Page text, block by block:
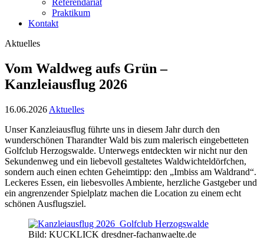
Referendariat
Praktikum
Kontakt
Aktuelles
Vom Waldweg aufs Grün –
Kanzleiausflug 2026
16.06.2026 Aktuelles
Unser Kanzleiausflug führte uns in diesem Jahr durch den
wunderschönen Tharandter Wald bis zum malerisch eingebetteten
Golfclub Herzogswalde. Unterwegs entdeckten wir nicht nur den
Sekundenweg und ein liebevoll gestaltetes Waldwichteldörfchen,
sondern auch einen echten Geheimtipp: den „Imbiss am Waldrand“.
Leckeres Essen, ein liebesvolles Ambiente, herzliche Gastgeber und
ein angrenzender Spielplatz machen die Location zu einem echt
schönen Ausflugsziel.
Bild: KUCKLICK dresdner-fachanwaelte.de